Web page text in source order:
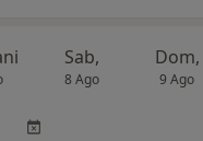
Sab,
8 Ago
Dom,
9 Ago